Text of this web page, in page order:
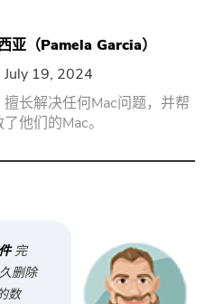
亚（Pamela Garcia）
July 19, 2024
长解决任何Mac问题，并帮
他们的Mac。
完
删除
数